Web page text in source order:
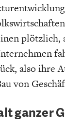
plötzlich,
also ihre
von
ganzer